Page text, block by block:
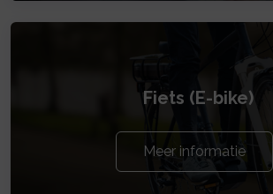
Fiets (E-bike)
Meer informatie